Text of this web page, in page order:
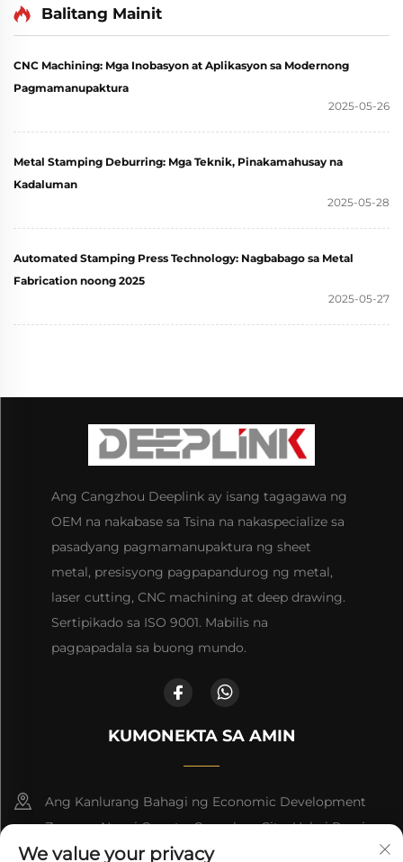
Precision na Bahagi sa
Balitang Mainit
CNC Machining: Mga Inobasyon at Aplikasyon sa Modernong
Pagmamanupaktura
2025-05-26
Metal Stamping Deburring: Mga Teknik, Pinakamahusay na
Kadaluman
2025-05-28
Automated Stamping Press Technology: Nagbabago sa Metal
Fabrication noong 2025
2025-05-27
Ang Cangzhou Deeplink ay isang tagagawa ng
OEM na nakabase sa Tsina na nakaspecialize sa
pasadyang pagmamanupaktura ng sheet
metal, presisyong pagpapandurog ng metal,
laser cutting, CNC machining at deep drawing.
Sertipikado sa ISO 9001. Mabilis na
pagpapadala sa buong mundo.
KUMONEKTA SA AMIN
Ang Kanlurang Bahagi ng Economic Development
Zone ng Nanpi County, Cangzhou City, Hebei Province
We value your privacy